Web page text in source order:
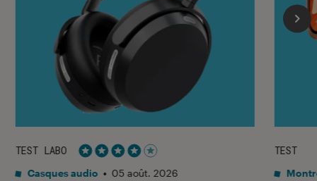
TEST LABO
Noté 4 étoiles sur 5
Casques audio • 05 août. 2026
TEST